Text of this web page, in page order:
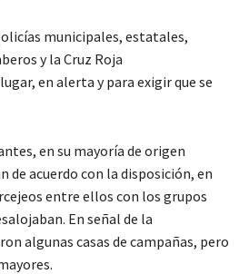
municipales, estatales,
y la Cruz Roja
en alerta y para exigir que se
en su mayoría de origen
de acuerdo con la disposición, en
entre ellos con los grupos
En señal de la
algunas casas de campañas, pero